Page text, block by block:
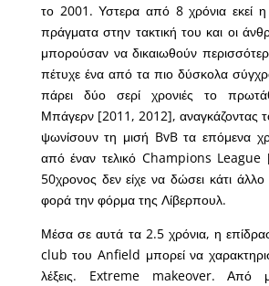
το 2001. Υστερα από 8 χρόνια εκεί η
πράγματα στην τακτική του και οι
μπορούσαν να δικαιωθούν
πέτυχε ένα από τα πιο δύσκολα
πάρει δύο σερί χρονιές το
Μπάγερν [2011, 2012], αναγκάζοντας
ψωνίσουν τη μισή BvB τα επόμενα
από έναν τελικό Champions
50χρονος δεν είχε να δώσει κάτι
φορά την φόρμα της Λίβερπουλ.
Μέσα σε αυτά τα 2.5 χρόνια, η
club του Anfield μπορεί να
λέξεις. Extreme makeover. Από